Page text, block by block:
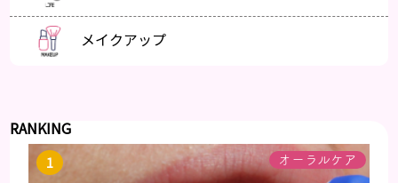
メイクアップ
RANKING
オーラルケア